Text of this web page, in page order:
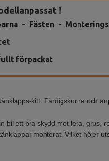
!
- Fästen -
förpackat
kitt. Färdigskurna och
bil ett bra skydd mot lera, grus,
monterat. Vilket höjer